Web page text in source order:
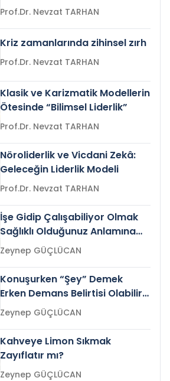
Prof.Dr. Nevzat TARHAN
Kriz zamanlarında zihinsel zırh
Prof.Dr. Nevzat TARHAN
Klasik ve Karizmatik Modellerin
Ötesinde “Bilimsel Liderlik”
Prof.Dr. Nevzat TARHAN
Nöroliderlik ve Vicdani Zekâ:
Geleceğin Liderlik Modeli
Prof.Dr. Nevzat TARHAN
İşe Gidip Çalışabiliyor Olmak
Sağlıklı Olduğunuz Anlamına
Gelir mi?Zeynep GÜÇLÜCAN
Konuşurken “Şey” Demek
Erken Demans Belirtisi Olabilir
mi?
Zeynep GÜÇLÜCAN
Kahveye Limon Sıkmak
Zayıflatır mı?
Zeynep GÜÇLÜCAN